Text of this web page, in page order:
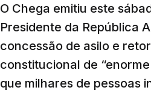
O Chega emitiu este
Presidente da República
concessão de asilo e
constitucional de
que milhares de pessoas